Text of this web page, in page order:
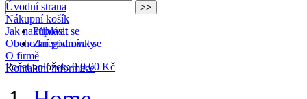
Přihlásit se
Zaregistrovat se
Počet položek: 0 0,00 Kč
Úvodní strana
Nákupní košík
Jak nakupovat
Obchodní podmínky
O firmě
Kontaktní informace